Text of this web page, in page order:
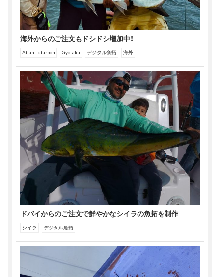
海外からのご注文もドシドシ増加中！
Atlantic tarpon Gyotaku デジタル魚拓 海外
ドバイからのご注文で鮮やかなシイラの魚拓を制作
シイラ デジタル魚拓